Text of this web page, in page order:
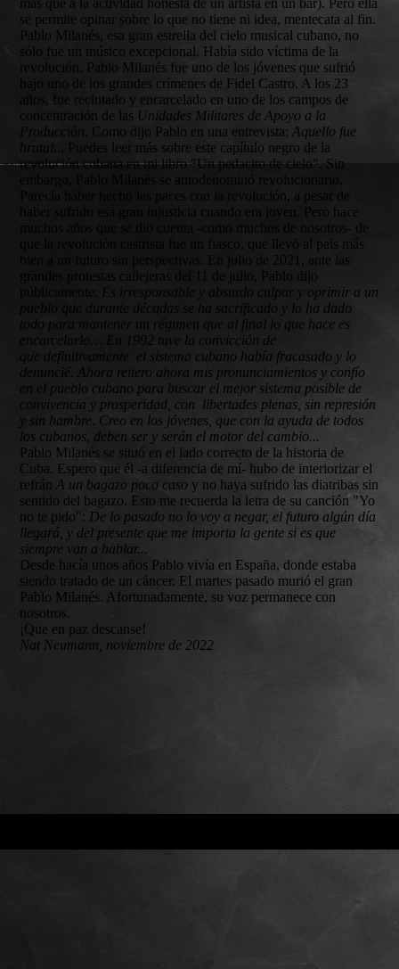
más que a la actividad honesta de un artista en un bar). Pero ella
se permite opinar sobre lo que no tiene ni idea, mentecata al fin.
Pablo Milanés, esa gran estrella del cielo musical cubano, no
sólo fue un músico excepcional. Había sido víctima de la
revolución. Pablo Milanés fue uno de los jóvenes que sufrió
bajo uno de los grandes crímenes de Fidel Castro. A los 23
años, fue reclutado y encarcelado en uno de los campos de
concentración de las Unidades Militares de Apoyo a la
Producción
. Como dijo Pablo en una entrevista: Aquello fue
brutal ... Puedes leer más sobre este capítulo negro de la
revolución cubana en mi libro "Un pedacito de cielo". Sin
embargo, Pablo Milanés se autodenominó revolucionario.
Parecía haber hecho las paces con la revolución, a pesar de
haber sufrido esa gran injusticia cuando era joven. Pero hace
muchos años que se dio cuenta -como muchos de nosotros- de
que la revolución castrista fue un fiasco, que llevó al país más
bien a un futuro sin perspectivas. En julio de 2021, ante las
grandes protestas callejeras del 11 de julio, Pablo dijo
Es irresponsable y absurdo culpar y oprimir a un
pueblo que durante décadas se ha sacrificado y lo ha dado
todo para mantener un régimen que al final lo que hace es
encarcelarlo… En 1992 tuve la convicción de
que definitivamente el sistema cubano había fracasado y lo
denuncié. Ahora reitero ahora mis pronunciamientos y confío
en el pueblo cubano para buscar el mejor sistema posible de
convivencia y prosperidad, con libertades plenas, sin represión
y sin hambre. Creo en los jóvenes, que con la ayuda de todos
los cubanos, deben ser y serán el motor del cambio...
Pablo Milanés se situó en el lado correcto de la historia de
Cuba. Espero que él -a diferencia de mí- hubo de interiorizar el
refrán A un bagazo poco caso y no haya sufrido las diatribas sin
sentido del bagazo. Esto me recuerda la letra de su canción "Yo
no te pido": De lo pasado no lo voy a negar, el futuro algún día
llegará, y del presente que me importa la gente si es que
siempre van a hablar...
Desde hacía unos años Pablo vivía en España, donde estaba
siendo tratado de un cáncer. El martes pasado murió el gran
Pablo Milanés. Afortunadamente, su voz permanece con
nosotros.
¡Que en paz descanse!
Nat Neumann, noviembre de 2022